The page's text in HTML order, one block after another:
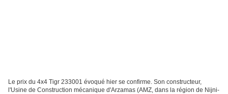
Le prix du 4x4 Tigr 233001 évoqué hier se confirme. Son constructeur,
l'Usine de Construction mécanique d'Arzamas (AMZ, dans la région de Nijni-